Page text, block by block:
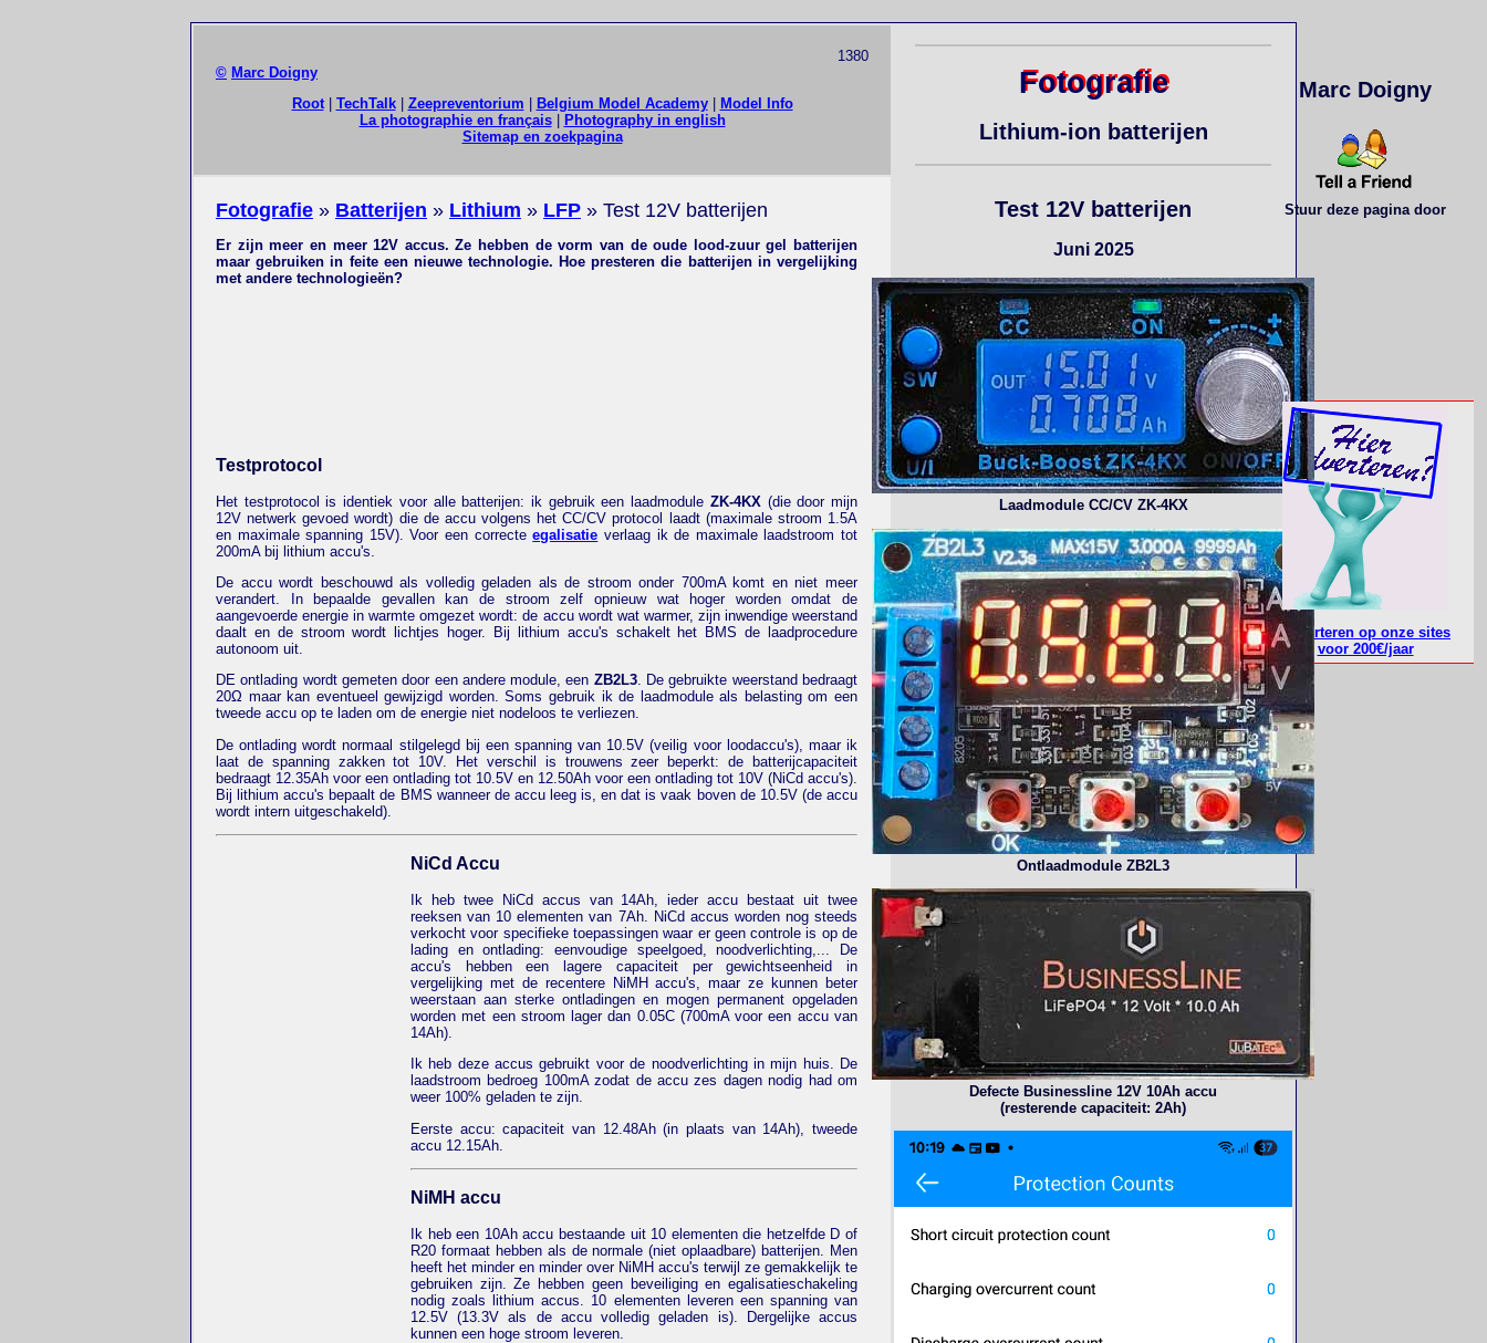
1380
© Marc Doigny
Root| TechTalk| Zeepreventorium Belgium Model Academy|
Model Info
La photographie en français|
Photography in english
Sitemap en zoekpagina
Fotografie Marc Doigny
Stuur deze pagina door
Adverteren op onze sites
voor 200€/jaar
Lithium-ion batterijen
Fotografie » Batterijen » Lithium » LFP » Test 12V batterijen
Er zijn meer en meer 12V accus. Ze hebben de vorm van de oude lood-zuur gel batterijen
maar gebruiken in feite een nieuwe technologie. Hoe presteren die batterijen in vergelijking
met andere technologieën?
Testprotocol
Het testprotocol is identiek voor alle batterijen: ik gebruik een laadmodule ZK-4KX (die door mijn
12V netwerk gevoed wordt) die de accu volgens het CC/CV protocol laadt (maximale stroom 1.5A
en maximale spanning 15V). Voor een correcteegalisatie verlaag ik de maximale laadstroom tot
200mA bij lithium accu's.
De accu wordt beschouwd als volledig geladen als de stroom onder 700mA komt en niet meer
verandert. In bepaalde gevallen kan de stroom zelf opnieuw wat hoger worden omdat de
aangevoerde energie in warmte omgezet wordt: de accu wordt wat warmer, zijn inwendige weerstand
daalt en de stroom wordt lichtjes hoger. Bij lithium accu's schakelt het BMS de laadprocedure
autonoom uit.
DE ontlading wordt gemeten door een andere module, een ZB2L3. De gebruikte weerstand bedraagt
20Ω maar kan eventueel gewijzigd worden. Soms gebruik ik de laadmodule als belasting om een
tweede accu op te laden om de energie niet nodeloos te verliezen.
De ontlading wordt normaal stilgelegd bij een spanning van 10.5V (veilig voor loodaccu's), maar ik
laat de spanning zakken tot 10V. Het verschil is trouwens zeer beperkt: de batterijcapaciteit
bedraagt 12.35Ah voor een ontlading tot 10.5V en 12.50Ah voor een ontlading tot 10V (NiCd accu's).
Bij lithium accu's bepaalt de BMS wanneer de accu leeg is, en dat is vaak boven de 10.5V (de accu
wordt intern uitgeschakeld).
NiCd Accu
Ik heb twee NiCd accus van 14Ah, ieder accu bestaat uit twee
reeksen van 10 elementen van 7Ah. NiCd accus worden nog steeds
verkocht voor specifieke toepassingen waar er geen controle is op de
lading en ontlading: eenvoudige speelgoed, noodverlichting,... De
accu's hebben een lagere capaciteit per gewichtseenheid in
vergelijking met de recentere NiMH accu's, maar ze kunnen beter
weerstaan aan sterke ontladingen en mogen permanent opgeladen
worden met een stroom lager dan 0.05C (700mA voor een accu van
14Ah).
Ik heb deze accus gebruikt voor de noodverlichting in mijn huis. De
laadstroom bedroeg 100mA zodat de accu zes dagen nodig had om
weer 100% geladen te zijn.
Eerste accu: capaciteit van 12.48Ah (in plaats van 14Ah), tweede
accu 12.15Ah.
NiMH accu
Ik heb een 10Ah accu bestaande uit 10 elementen die hetzelfde D of
R20 formaat hebben als de normale (niet oplaadbare) batterijen. Men
heeft het minder en minder over NiMH accu's terwijl ze gemakkelijk te
gebruiken zijn. Ze hebben geen beveiliging en egalisatieschakeling
nodig zoals lithium accus. 10 elementen leveren een spanning van
12.5V (13.3V als de accu volledig geladen is). Dergelijke accus
kunnen een hoge stroom leveren.
Test 12V batterijen
Juni 2025
Laadmodule CC/CV ZK-4KX
Ontlaadmodule ZB2L3
Defecte Businessline 12V 10Ah accu
(resterende capaciteit: 2Ah)